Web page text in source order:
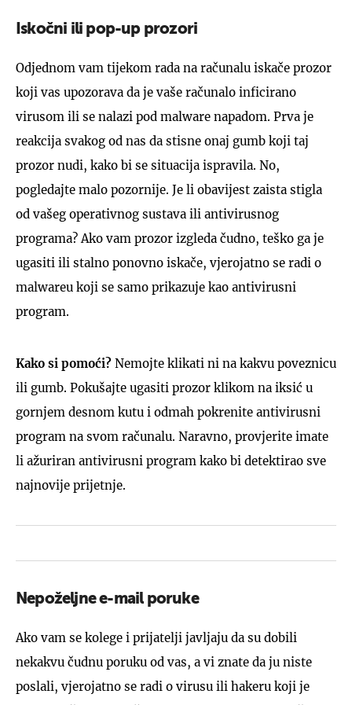
Iskočni ili pop-up prozori
Odjednom vam tijekom rada na računalu iskače prozor
koji vas upozorava da je vaše računalo inficirano
virusom ili se nalazi pod malware napadom. Prva je
reakcija svakog od nas da stisne onaj gumb koji taj
prozor nudi, kako bi se situacija ispravila. No,
pogledajte malo pozornije. Je li obavijest zaista stigla
od vašeg operativnog sustava ili antivirusnog
programa? Ako vam prozor izgleda čudno, teško ga je
ugasiti ili stalno ponovno iskače, vjerojatno se radi o
malwareu koji se samo prikazuje kao antivirusni
program.
Kako si pomoći? Nemojte klikati ni na kakvu poveznicu
ili gumb. Pokušajte ugasiti prozor klikom na iksić u
gornjem desnom kutu i odmah pokrenite antivirusni
program na svom računalu. Naravno, provjerite imate
li ažuriran antivirusni program kako bi detektirao sve
najnovije prijetnje.
Nepoželjne e-mail poruke
Ako vam se kolege i prijatelji javljaju da su dobili
nekakvu čudnu poruku od vas, a vi znate da ju niste
poslali, vjerojatno se radi o virusu ili hakeru koji je